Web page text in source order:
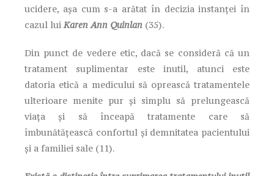
ucidere, așa cum s-a arătat în decizia instanței în
cazul luiKaren Ann Quinlan (35).
Din punct de vedere etic, dacă se consideră că un
tratament suplimentar este inutil, atunci este
datoria etică a medicului să oprească tratamentele
ulterioare menite pur și simplu să prelungească
viața și să înceapă tratamente care să
îmbunătățească confortul și demnitatea pacientului
și a familiei sale (11).